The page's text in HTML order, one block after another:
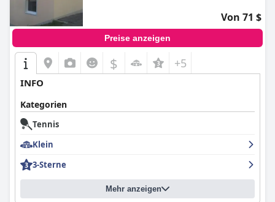
Von 71 $
Preise anzeigen
$ +5
INFO
Kategorien
Tennis
Klein
3-Sterne
Mehr anzeigen